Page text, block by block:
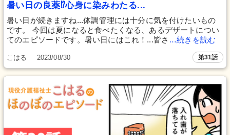
暑い日の良薬⁉心身に染みわたる...
暑い日が続きますね...体調管理には十分に気を付けたいもの
です。 今回は夏になると食べたくなる、あるデザートについ
てのエピソードです。暑い日にはこれ！...皆さ …続きを読む
こはる 2023/08/30 第31話